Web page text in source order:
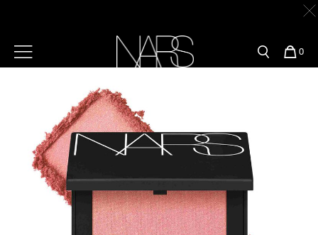
【新品上市】高調深邃眼彩系列 強勢登場
立即購買
【新品禮贈】任一新品贈品牌眼膜
【8.6-8.9 限定】全館最高享14%回饋 立即購買
【8/3-8/10限定】明星底妝買1送1 立即購買
新客首購輸＜WELCOME＞享9折
選單"
您
0
預約金曲獎妝容
官網獨家組合
水光頰彩系列
試用送到家
彩盤及禮盒組
雙頰
彩妝專欄
專業彩妝學院